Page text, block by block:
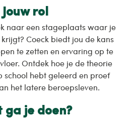
Jouw rol
naar een stageplaats waar je
Coeck biedt jou de kans
te zetten en ervaring op te
Ontdek hoe je de theorie
school hebt geleerd en proef
het latere beroepsleven.
ga je doen?